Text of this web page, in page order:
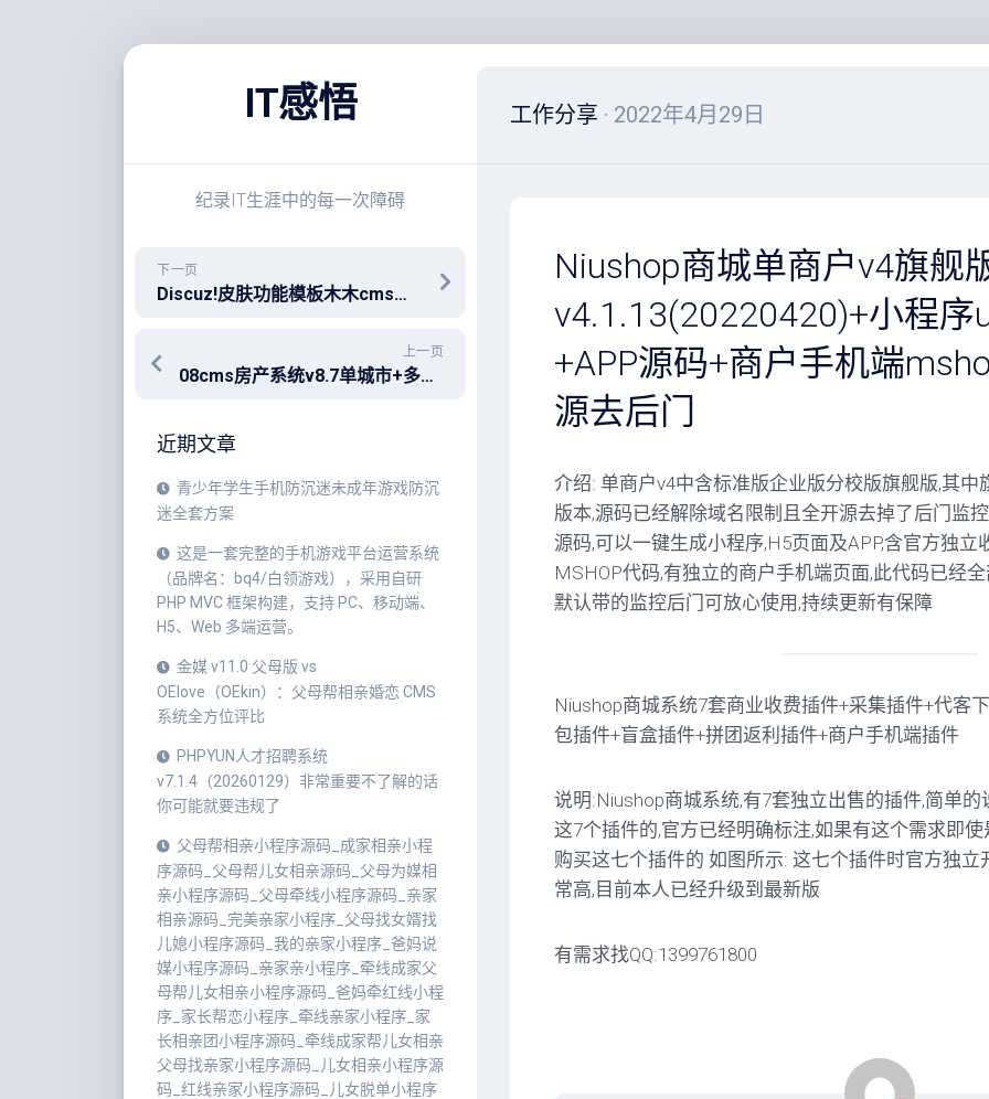
IT感悟
纪录IT生涯中的每一次障碍
下一页
Discuz!皮肤功能模板木木cms超级门户风格模板插件utf8全功能版
上一页
08cms房产系统v8.7单城市+多城市+全景插件+链家模板+房源采集插件+APP源码+小程序源码
近期文章
青少年学生手机防沉迷未成年游戏防沉
迷全套方案
这是一套完整的手机游戏平台运营系统
（品牌名：bq4/白领游戏），采用自研
PHP MVC 框架构建，支持 PC、移动端、
H5、Web 多端运营。
金媒 v11.0 父母版 vs
OElove（OEkin）：父母帮相亲婚恋 CMS
系统全方位评比
PHPYUN人才招聘系统
v7.1.4（20260129）非常重要不了解的话
你可能就要违规了
父母帮相亲小程序源码_成家相亲小程
序源码_父母帮儿女相亲源码_父母为媒相
亲小程序源码_父母牵线小程序源码_亲家
相亲源码_完美亲家小程序_父母找女婿找
儿媳小程序源码_我的亲家小程序_爸妈说
媒小程序源码_亲家亲小程序_牵线成家父
母帮儿女相亲小程序源码_爸妈牵红线小程
序_家长帮恋小程序_牵线亲家小程序_家
长相亲团小程序源码_牵线成家帮儿女相亲
父母找亲家小程序源码_儿女相亲小程序源
码_红线亲家小程序源码_儿女脱单小程序
工作分享 · 2022年4月29日
Niushop商城单商户v4旗舰
v4.1.13(20220420)+小程序
+APP源码+商户手机端
源去后门
介绍: 单商户v4中含标准版企业版分校版旗舰版,其
版本,源码已经解除域名限制且全开源去掉了后门监
源码,可以一键生成小程序,H5页面及APP,含官方独
MSHOP代码,有独立的商户手机端页面,此代码已经
默认带的监控后门可放心使用,持续更新有保障
Niushop商城系统7套商业收费插件+采集插件+代客
包插件+盲盒插件+拼团返利插件+商户手机端插件
说明:Niushop商城系统,有7套独立出售的插件,简单
这7个插件的,官方已经明确标注,如果有这个需求即
购买这七个插件的 如图所示: 这七个插件时官方独
常高,目前本人已经升级到最新版
有需求找QQ:1399761800